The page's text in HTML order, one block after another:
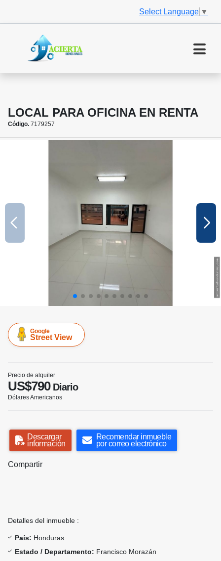
Select Language ▼
LOCAL PARA OFICINA EN RENTA
Código. 7179257
Google
Street View
Precio de alquiler
US$790Diario
Dólares Americanos
Descargar
información
Recomendar inmueble
por correo electrónico
Compartir
Detalles del inmueble :
País: Honduras
Estado / Departamento: Francisco Morazán